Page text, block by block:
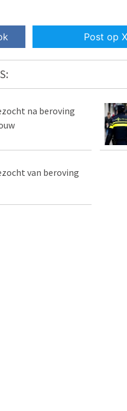
Post op X
na beroving
van beroving